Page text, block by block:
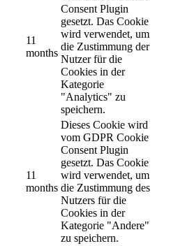
11
months
Consent Plugin
gesetzt. Das Cookie
wird verwendet, um
die Zustimmung der
Nutzer für die
Cookies in der
Kategorie
"Analytics" zu
speichern.
11
months
Dieses Cookie wird
vom GDPR Cookie
Consent Plugin
gesetzt. Das Cookie
wird verwendet, um
die Zustimmung des
Nutzers für die
Cookies in der
Kategorie "Andere"
zu speichern.